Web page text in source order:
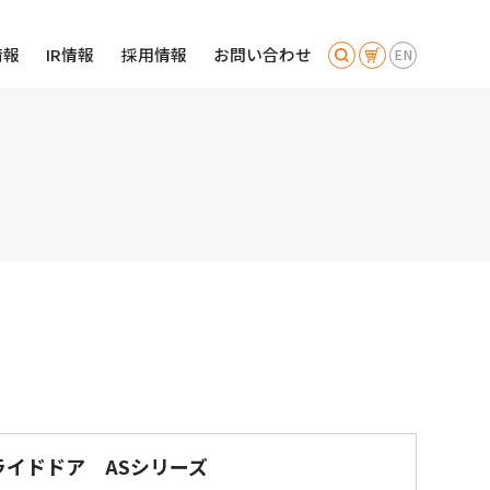
IR情報 採用情報 お問い合わせ EN
イドドア ASシリーズ